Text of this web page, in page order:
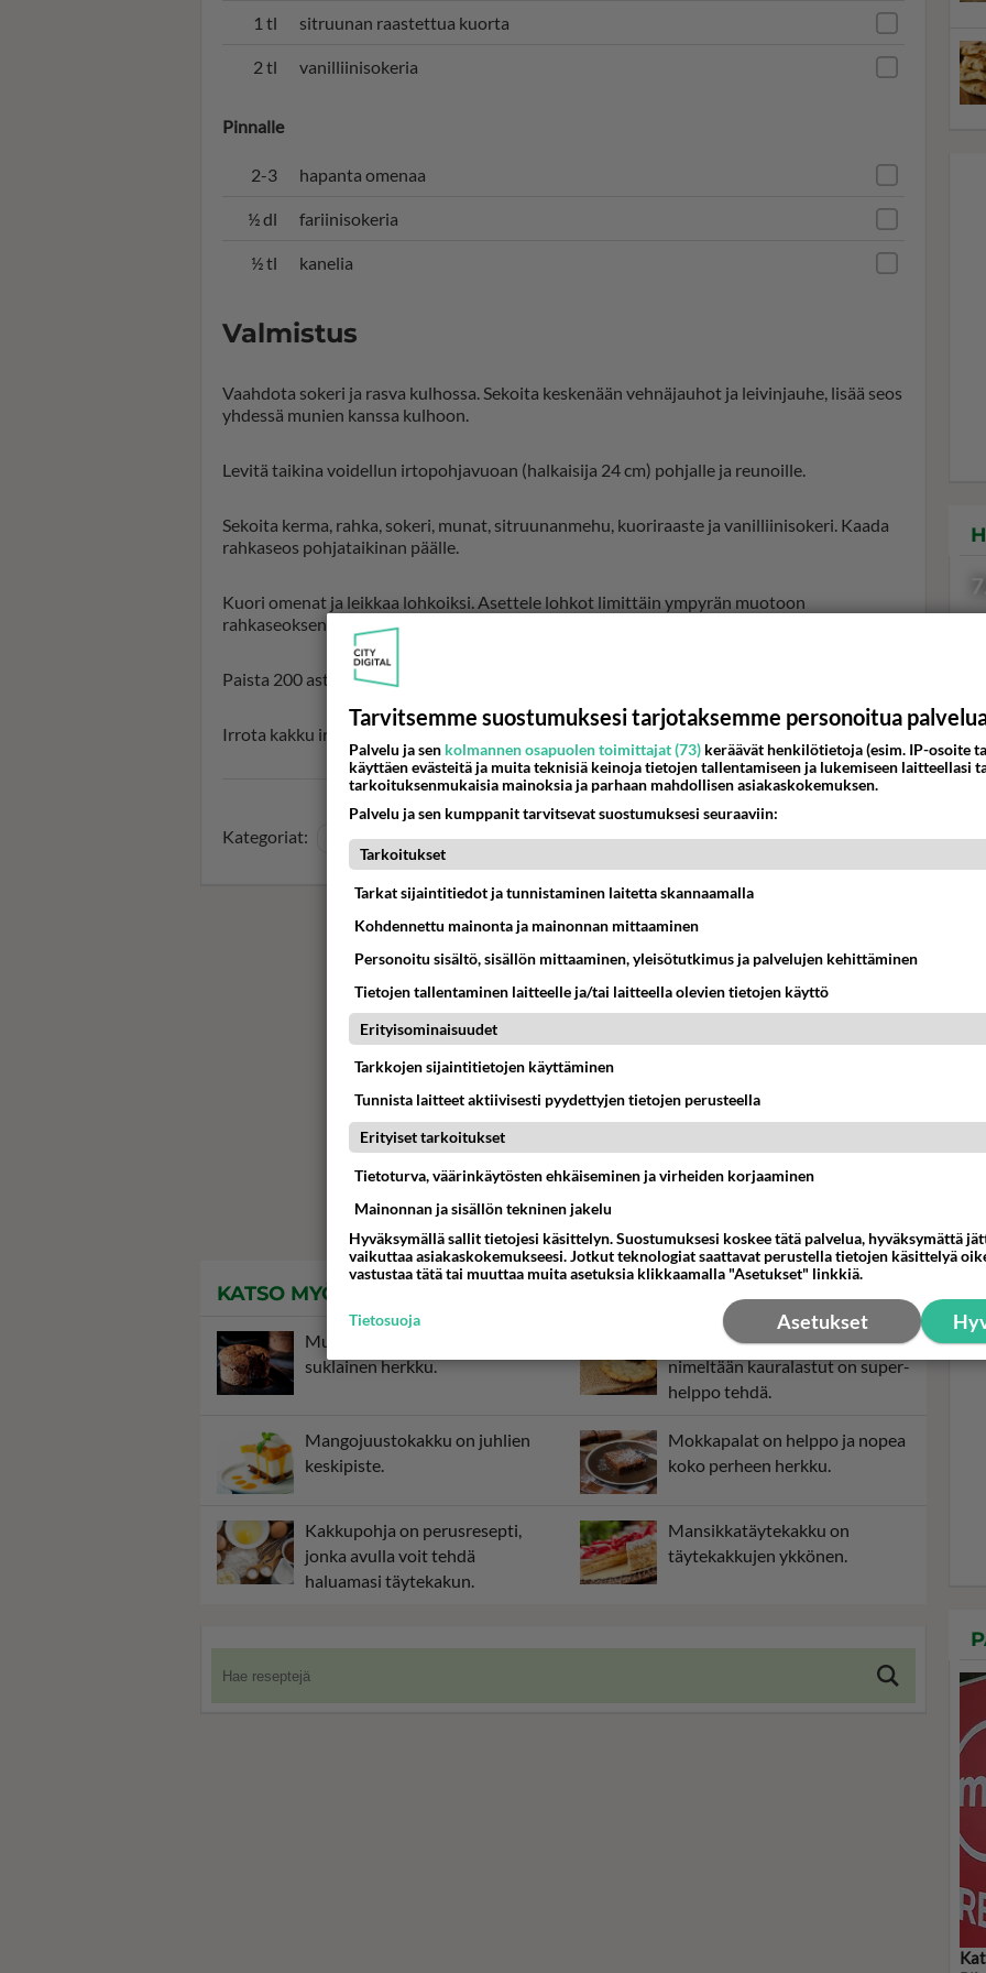
1 tl sitruunan raastettua kuorta
2 tl vanilliinisokeria
Pinnalle
2-3 hapanta omenaa
½ dl fariinisokeria
½ tl kanelia
Valmistus
Vaahdota sokeri ja rasva kulhossa. Sekoita keskenään vehnäjauhot ja leivinjauhe, lisää seos
yhdessä munien kanssa kulhoon.
Levitä taikina voidellun irtopohjavuoan (halkaisija 24 cm) pohjalle ja reunoille.
Sekoita kerma, rahka, sokeri, munat, sitruunanmehu, kuoriraaste ja vanilliinisokeri. Kaada
rahkaseos pohjataikinan päälle.
Kuori omenat ja leikkaa lohkoiksi. Asettele lohkot limittäin ympyrän muotoon
rahkaseoksen päälle. Ripottele päälle fariinisokeria ja kanelia.
Paista 200 asteessa uunin alatasolla noin 55 minuuttia.
Irrota kakku irtovuoasta täysin jäähtyneenä.
Kategoriat: Makeat leivonnaiset Kasvis
KATSO MYÖS
Mutakakku on suussasulavan
suklainen herkku.
Kaurakeksit tai toiselta
nimeltään kauralastut on super-
helppo tehdä.
Mangojuustokakku on juhlien
keskipiste.
Mokkapalat on helppo ja nopea
koko perheen herkku.
Kakkupohja on perusresepti,
jonka avulla voit tehdä
haluamasi täytekakun.
Mansikkatäytekakku on
täytekakkujen ykkönen.
Tarvitsemme suostumuksesi tarjotaksemme personoitua
Palvelu ja sen kolmannen osapuolen toimittajat (73) keräävät henkilötietoja (esim. IP-osoite
käyttäen evästeitä ja muita teknisiä keinoja tietojen tallentamiseen ja lukemiseen laitteellasi
tarkoituksenmukaisia mainoksia ja parhaan mahdollisen asiakaskokemuksen.
Palvelu ja sen kumppanit tarvitsevat suostumuksesi seuraaviin:
Tarkoitukset
Tarkat sijaintitiedot ja tunnistaminen laitetta skannaamalla
Kohdennettu mainonta ja mainonnan mittaaminen
Personoitu sisältö, sisällön mittaaminen, yleisötutkimus ja palvelujen kehittäminen
Tietojen tallentaminen laitteelle ja/tai laitteella olevien tietojen käyttö
Erityisominaisuudet
Tarkkojen sijaintitietojen käyttäminen
Tunnista laitteet aktiivisesti pyydettyjen tietojen perusteella
Erityiset tarkoitukset
Tietoturva, väärinkäytösten ehkäiseminen ja virheiden korjaaminen
Mainonnan ja sisällön tekninen jakelu
Hyväksymällä sallit tietojesi käsittelyn. Suostumuksesi koskee tätä palvelua, hyväksymättä
vaikuttaa asiakaskokemukseesi. Jotkut teknologiat saattavat perustella tietojen käsittelyä
vastustaa tätä tai muuttaa muita asetuksia klikkaamalla "Asetukset" linkkiä.
Asetukset
Tietosuoja